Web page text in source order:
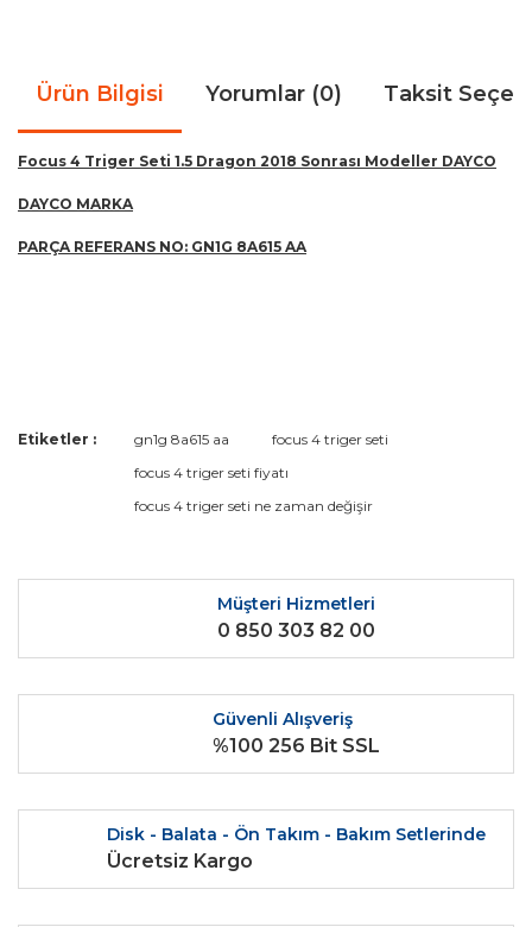
Ürün Bilgisi Yorumlar (0) Taksit
Focus 4 Triger Seti 1.5 Dragon 2018 Sonrası Modeller DAYCO
DAYCO MARKA
PARÇA REFERANS NO: GN1G 8A615 AA
Bu ürüne ilk yorumu siz yapın!
Bu ürünün fiyat bilgisi, resim, ürün açıklamalarında ve diğer
kullanarak tarafımıza iletebilirsiniz.
Görüş ve önerileriniz için teşekkür ederiz.
Ürün açıklamasında eksik bilgiler bulunuyor.
Ürün bilgilerinde hatalar bulunuyor.
Ürün fiyatı diğer sitelerden daha pahalı.
Bu ürüne benzer farklı alternatifler olmalı.
Gönder
Etiketler : gn1g 8a615 aa
focus 4 triger seti
focus 4 triger seti fiyatı
focus 4 triger seti ne zaman değişir
Müşteri Hizmetleri
0 850 303 82 00
Güvenli Alışveriş
%100 256 Bit SSL
Disk - Balata - Ön Takım - Bakım Setlerinde
Ücretsiz Kargo